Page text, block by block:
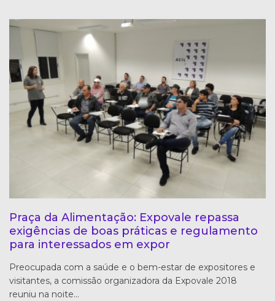
Praça da Alimentação: Expovale repassa
exigências de boas práticas e regulamento
para interessados em expor
Preocupada com a saúde e o bem-estar de expositores e
visitantes, a comissão organizadora da Expovale 2018
reuniu na noite…